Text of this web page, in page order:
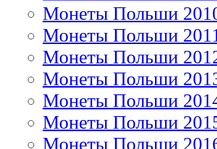
Монеты Польши
Монеты Польши
Монеты Польши
Монеты Польши
Монеты Польши
Монеты Польши
Монеты Польши